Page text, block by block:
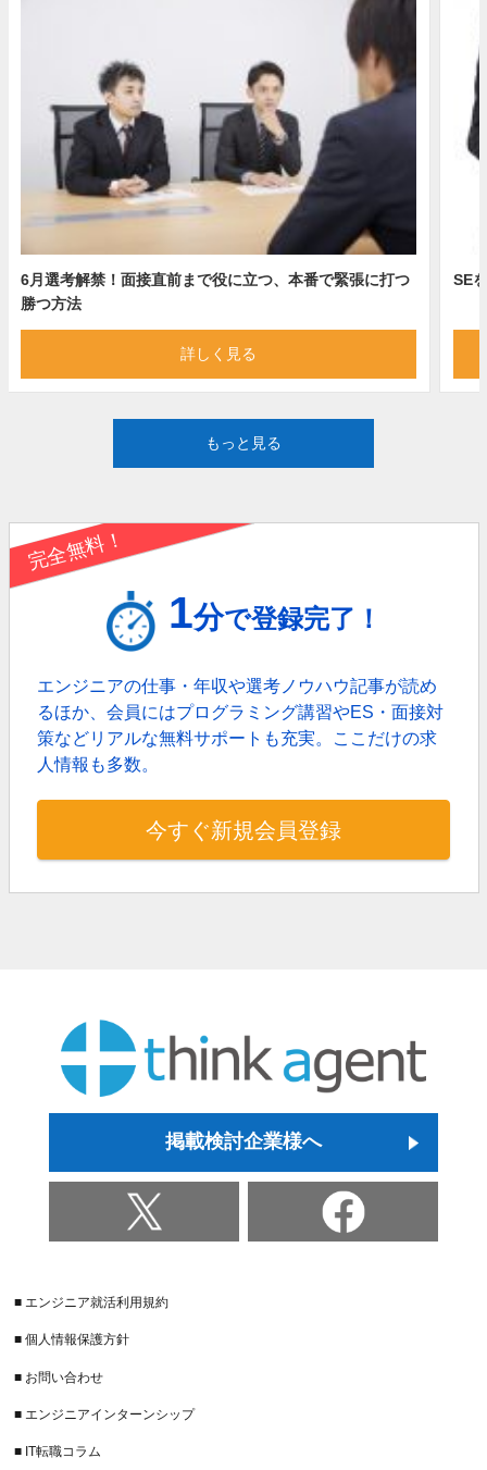
6月選考解禁！面接直前まで役に立つ、本番で緊張に打つ
勝つ方法
詳しく見る
SE
もっと見る
完全無料！
1分で登録完了！
エンジニアの仕事・年収や選考ノウハウ記事が読め
るほか、会員にはプログラミング講習やES・面接対
策などリアルな無料サポートも充実。 ここだけの求
人情報も多数。
今すぐ新規会員登録
掲載検討企業様へ
■ エンジニア就活利用規約
■ 個人情報保護方針
■ お問い合わせ
■ エンジニアインターンシップ
■ IT転職コラム